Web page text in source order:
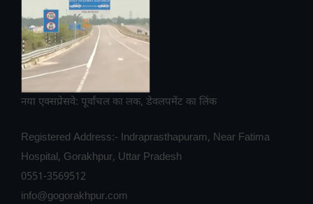
नया एक्सप्रेसवे: पूर्वांचल का लक, डेवलपमेंट का लिंक
Registered Address:- Indraprasthapuram, Near Fatima
Hospital, Gorakhpur, Uttar Pradesh
0551-3569512
info@gogorakhpur.com